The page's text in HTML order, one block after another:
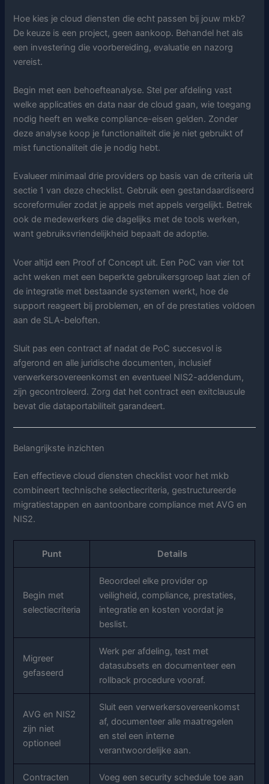
Hoe kies je cloud diensten die echt passen bij jouw mkb?
De keuze is een project, geen aankoop. Behandel het als
een investering die voorbereiding, evaluatie en nazorg
vereist.
Begin met een behoefteanalyse. Stel per afdeling vast
welke applicaties en data naar de cloud gaan, wie toegang
nodig heeft en welke compliance-eisen gelden. Zonder
deze analyse koop je functionaliteit die je niet gebruikt of
mist functionaliteit die je nodig hebt.
Evalueer minimaal drie providers op basis van de criteria uit
sectie 1 van deze checklist. Gebruik een gestandaardiseerd
scoreformulier zodat je appels met appels vergelijkt. Betrek
ook de medewerkers die dagelijks met de tools werken,
want gebruiksvriendelijkheid bepaalt de adoptie.
Voer altijd een Proof of Concept uit. Een PoC van vier tot
acht weken met een beperkte gebruikersgroep laat zien of
de integratie met bestaande systemen werkt, hoe de
support reageert bij problemen, en of de prestaties voldoen
aan de SLA-beloften.
Sluit pas een contract af nadat de PoC succesvol is
afgerond en alle juridische documenten, inclusief
verwerkersovereenkomst en eventueel NIS2-addendum,
zijn gecontroleerd. Zorg dat het contract een exitclausule
bevat die dataportabiliteit garandeert.
Belangrijkste inzichten
Een effectieve cloud diensten checklist voor het mkb
combineert technische selectiecriteria, gestructureerde
migratiestappen en aantoonbare compliance met AVG en
NIS2.
Punt Details
Begin met
selectiecriteria
Beoordeel elke provider op
veiligheid, compliance, prestaties,
integratie en kosten voordat je
beslist.
Migreer
gefaseerd
Werk per afdeling, test met
datasubsets en documenteer een
rollback procedure vooraf.
AVG en NIS2
zijn niet
optioneel
Sluit een verwerkersovereenkomst
af, documenteer alle maatregelen
en stel een interne
verantwoordelijke aan.
Contracten Voeg een security schedule toe aan